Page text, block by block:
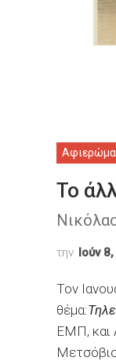
Το
την Ιούν
Τον
θέμα:
ΕΜΠ, και